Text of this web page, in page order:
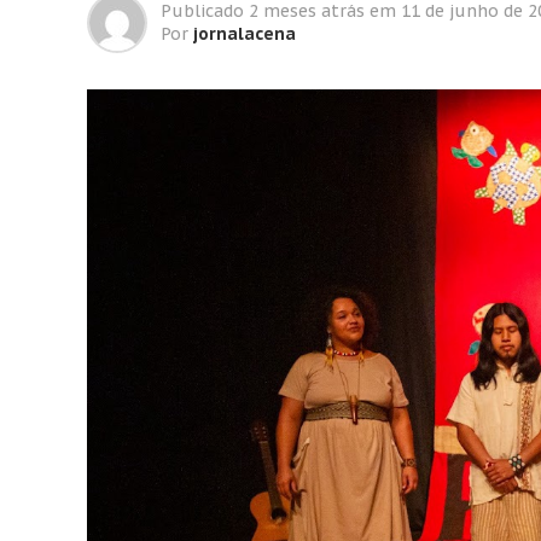
Publicado 2 meses atrás em 11 de junho de
Por jornalacena